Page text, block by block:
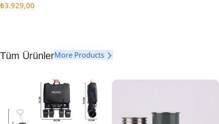
₺3.929,00
Tüm ÜrünlerMore Products